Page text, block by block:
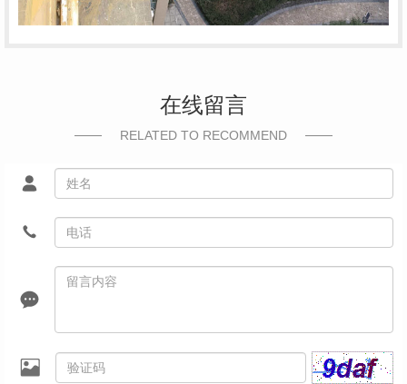
在线留言
RELATED TO RECOMMEND